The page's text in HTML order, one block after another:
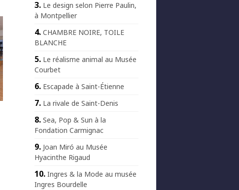
Le design selon Pierre Paulin,
à Montpellier
CHAMBRE NOIRE, TOILE
BLANCHE
Le réalisme animal au Musée
Courbet
Escapade à Saint-Étienne
La rivale de Saint-Denis
Sea, Pop & Sun à la
Fondation Carmignac
Joan Miró au Musée
Hyacinthe Rigaud
Ingres & la Mode au musée
Ingres Bourdelle